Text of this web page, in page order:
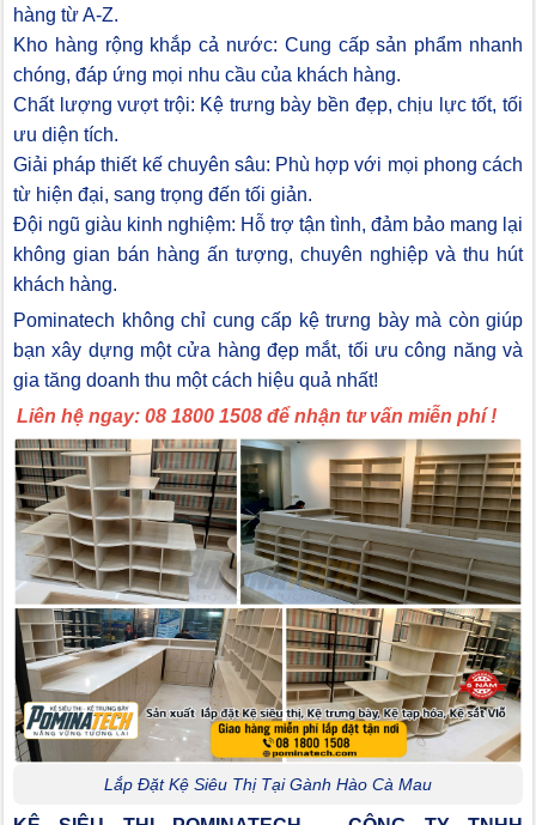
hàng từ A-Z.
Kho hàng rộng khắp cả nước: Cung cấp sản phẩm nhanh
chóng, đáp ứng mọi nhu cầu của khách hàng.
Chất lượng vượt trội: Kệ trưng bày bền đẹp, chịu lực tốt, tối
ưu diện tích.
Giải pháp thiết kế chuyên sâu: Phù hợp với mọi phong cách
từ hiện đại, sang trọng đến tối giản.
Đội ngũ giàu kinh nghiệm: Hỗ trợ tận tình, đảm bảo mang lại
không gian bán hàng ấn tượng, chuyên nghiệp và thu hút
khách hàng.
Pominatech không chỉ cung cấp kệ trưng bày mà còn giúp
bạn xây dựng một cửa hàng đẹp mắt, tối ưu công năng và
gia tăng doanh thu một cách hiệu quả nhất!
Liên hệ ngay: 08 1800 1508 để nhận tư vấn miễn phí !
Lắp Đặt Kệ Siêu Thị Tại Gành Hào Cà Mau